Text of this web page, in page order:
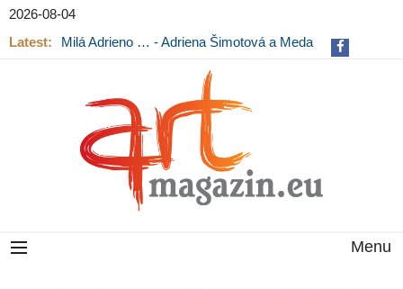
2026-08-04
Latest:
Milá Adrieno … - Adriena Šimotová a Meda
Menu